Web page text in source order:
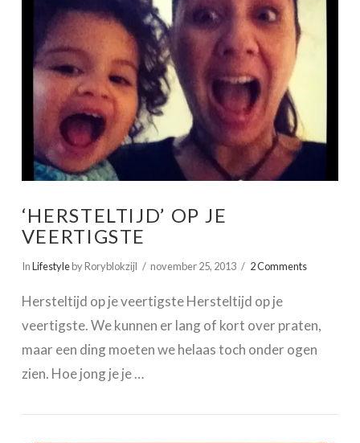
‘HERSTELTIJD’ OP JE
VEERTIGSTE
InLifestyleby Roryblokzijl november 25, 2013 2 Comments
Hersteltijd op je veertigste Hersteltijd op je
veertigste. We kunnen er lang of kort over praten,
maar een ding moeten we helaas toch onder ogen
zien. Hoe jong je je …